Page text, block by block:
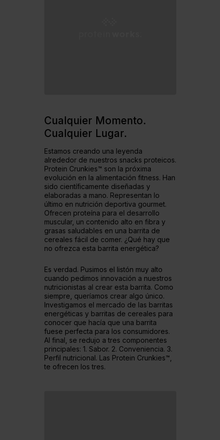
Cualquier Momento.
Cualquier Lugar.
Estamos creando una leyenda
alrededor de nuestros snacks proteicos.
Protein Crunkies™ son la próxima
evolución en la alimentación fitness. Han
sido científicamente diseñadas y
elaboradas a mano. Representan lo
último en nutrición deportiva gourmet.
Ofrecen proteína para el desarrollo
muscular, un contenido alto en fibra y
grasas saludables en una barrita de
cereales fácil de comer. ¿Qué hay que
no ofrezca esta barrita energética?
Es verdad. Pusimos el listón muy alto
cuando pedimos innovación a nuestros
nutricionistas al crear esta barrita. Como
siempre, queríamos crear algo único.
Investigamos el mercado de las barritas
energéticas y barritas de cereales para
conocer que hacía que una barrita
fuese perfecta para los consumidores.
Al final, se redujo a tres componentes
principales: 1. Sabor. 2. Conveniencia. 3.
Perfil nutricional. Las Protein Crunkies™,
te ofrecen los tres.